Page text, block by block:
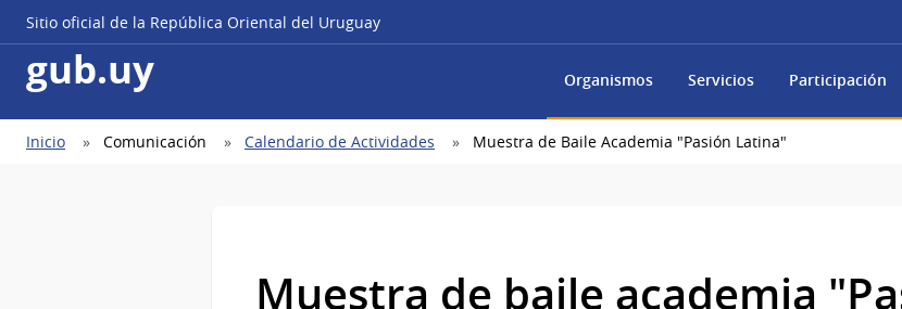
Sitio oficial de la República Oriental del Uruguay
gub.uy Organismos Servicios Participación
Ruta
Inicio Comunicación Calendario de Actividades Muestra de Baile Academia "Pasión Latina"
Muestra de baile academia